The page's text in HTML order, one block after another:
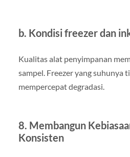
b. Kondisi freezer dan
Kualitas alat penyimpanan
sampel. Freezer yang suhunya
mempercepat degradasi.
8. Membangun
Konsisten